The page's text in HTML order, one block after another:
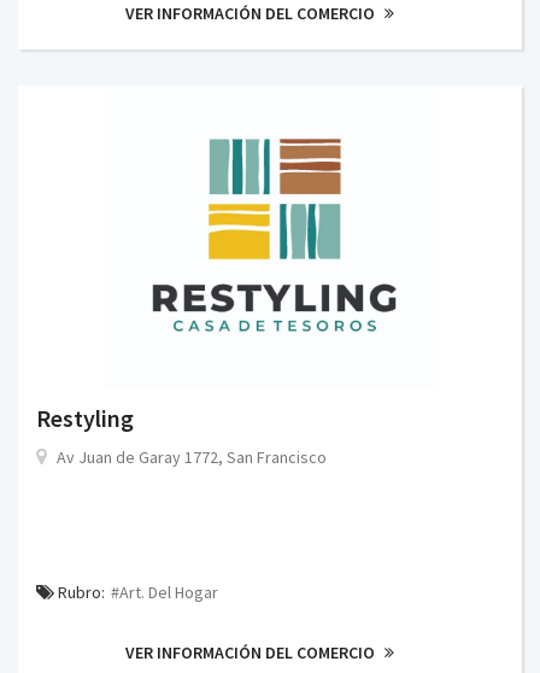
VER INFORMACIÓN DEL COMERCIO
Restyling
Av Juan de Garay 1772, San Francisco
Rubro: #Art. Del Hogar
VER INFORMACIÓN DEL COMERCIO